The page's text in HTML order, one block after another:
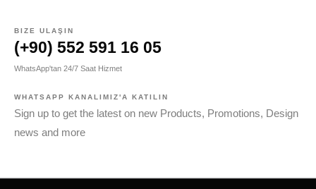
BIZE ULAŞIN
(+90) 552 591 16 05
WhatsApp'tan 24/7 Saat Hizmet
WHATSAPP KANALIMIZ'A KATILIN
Sign up to get the latest on new Products, Promotions, Design
news and more